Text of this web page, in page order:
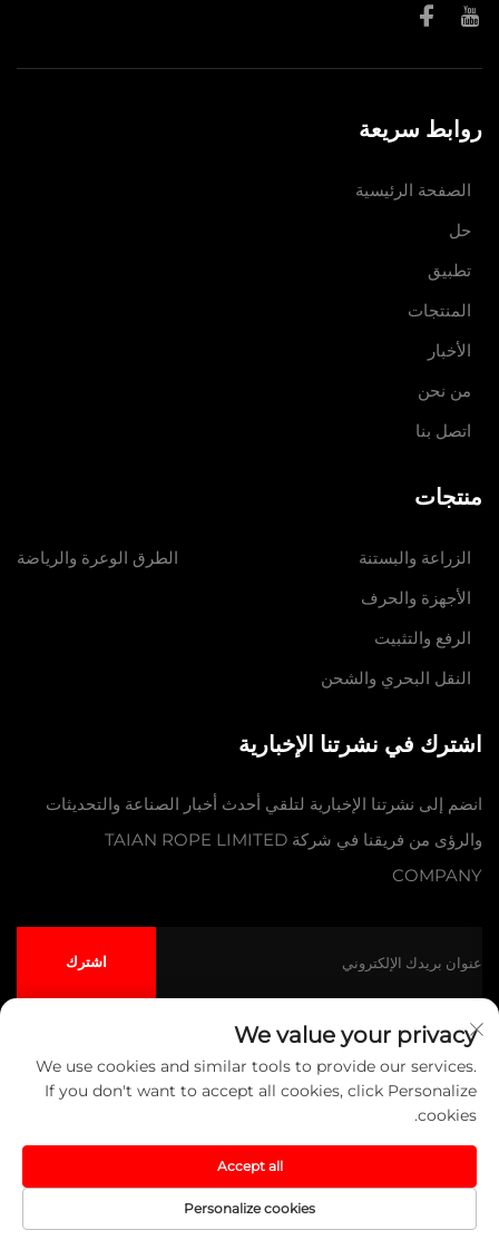
روابط سريعة
الصفحة الرئيسية
حل
تطبيق
المنتجات
الأخبار
من نحن
اتصل بنا
منتجات
الزراعة والبستنة
الأجهزة والحرف
الرفع والتثبيت
النقل البحري والشحن
الطرق الوعرة والرياضة
اشترك في نشرتنا الإخبارية
انضم إلى نشرتنا الإخبارية لتلقي أحدث أخبار الصناعة والتحديثات
والرؤى من فريقنا في شركة TAIAN ROPE LIMITED
COMPANY
اشترك
حقوق النشر © شركة تايآن للحبال المحدودة جميع الحقوق محفوظةسياسة
الخصوصية
المدونة
انقر لأعلى
الصفحة الرئيسية المنتج حول اتصل بنا
We value your privacy
We use cookies and similar tools to provide our services.
If you don't want to accept all cookies, click Personalize
cookies.
Personalize cookies
Accept all